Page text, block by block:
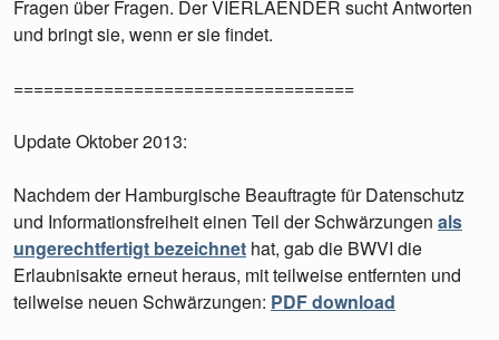
Fragen über Fragen. Der VIERLAENDER sucht Antworten
und bringt sie, wenn er sie findet.
==================================
Update Oktober 2013:
Nachdem der Hamburgische Beauftragte für Datenschutz
und Informationsfreiheit einen Teil der Schwärzungen als
ungerechtfertigt bezeichnet hat, gab die BWVI die
Erlaubnisakte erneut heraus, mit teilweise entfernten und
teilweise neuen Schwärzungen: PDF download